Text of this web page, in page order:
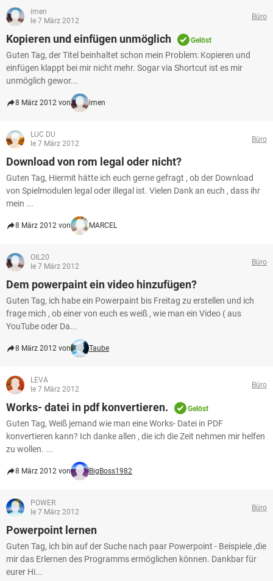
imen
le 7 März 2012
Büro
Kopieren und einfügen unmöglich Gelöst
Guten Tag, der Titel beinhaltet schon mein Problem: Kopieren und
einfügen klappt bei mir nicht mehr. Sogar via Shortcut ist es mir
unmöglich gewor...
8 März 2012 von imen
LUC DU
le 7 März 2012
Büro
Download von rom legal oder nicht?
Guten Tag, Hiermit hätte ich euch gerne gefragt , ob der Download
von Spielmodulen legal oder illegal ist. Vielen Dank an euch , dass ihr
mein ...
8 März 2012 von MARCEL
OIL20
le 7 März 2012
Büro
Dem powerpaint ein video hinzufügen?
Guten Tag, ich habe ein Powerpaint bis Freitag zu erstellen und ich
frage mich , ob einer von euch es weiß , wie man ein Video ( aus
YouTube oder Da...
8 März 2012 von Taube
LEVA
le 7 März 2012
Büro
Works- datei in pdf konvertieren. Gelöst
Guten Tag, Weiß jemand wie man eine Works- Datei in PDF
konvertieren kann? Ich danke allen , die ich die Zeit nehmen mir helfen
zu wollen. ...
8 März 2012 von BigBoss1982
POWER
le 7 März 2012
Büro
Powerpoint lernen
Guten Tag, ich bin auf der Suche nach paar Powerpoint - Beispiele ,die
mir das Erlernen des Programms ermöglichen können. Dankbar für
eurer Hi...